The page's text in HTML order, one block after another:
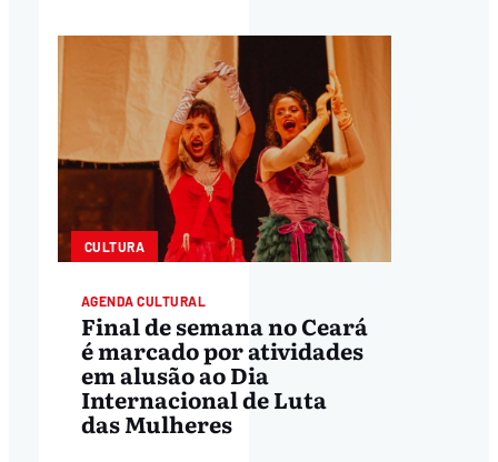
CULTURA
AGENDA CULTURAL
Final de semana no Ceará
é marcado por atividades
em alusão ao Dia
Internacional de Luta
das Mulheres